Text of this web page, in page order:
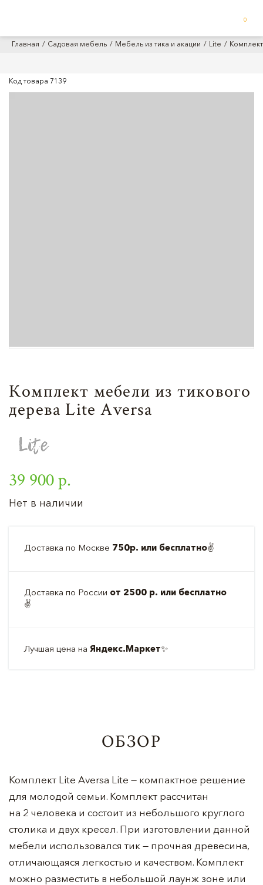
0
Главная Садовая мебель Мебель из тика и акации Lite
Код товара 7139
Комплект мебели из тикового
дерева Lite Aversa
39 900 р.
Нет в наличии
Доставка по Москве 750р. или бесплатно✌️
Доставка по России от 2500 р. или бесплатно
✌️
Лучшая цена на Яндекс.Маркет✨
ОБЗОР
Комплект Lite Aversa Lite — компактное решение
для молодой семьи. Комплект рассчитан
на 2 человека и состоит из небольшого круглого
столика и двух кресел. При изготовлении данной
мебели использовался тик — прочная древесина,
отличающаяся легкостью и качеством. Комплект
можно разместить в небольшой лаунж зоне или